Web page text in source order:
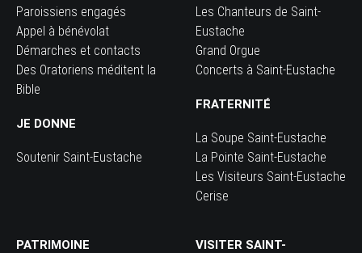
Paroissiens engagés
Appel à bénévolat
Démarches et contacts
Des Oratoriens méditent la
Bible
JE DONNE
Soutenir Saint-Eustache
Les Chanteurs de Saint-
Eustache
Grand Orgue
Concerts à Saint-Eustache
FRATERNITÉ
La Soupe Saint-Eustache
La Pointe Saint-Eustache
Les Visiteurs Saint-Eustache
Cerise
PATRIMOINE
VISITER SAINT-